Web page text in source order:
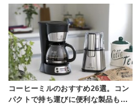
コーヒーミルのおすすめ26選。コン
パクトで持ち運びに便利な製品も…